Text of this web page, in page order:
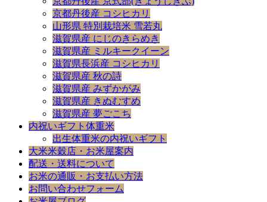
京都丹後産 コシヒカリ
山形県 特別栽培米 雪若丸
滋賀県産 にじのきらめき
滋賀県産 ミルキークイーン
滋賀県長浜産 コシヒカリ
滋賀県産 秋の詩
滋賀県産 みずかがみ
滋賀県産 きぬむすめ
滋賀県産 夢ごこち
内祝いギフト体重米
出生体重米の内祝いギフト
大米米穀店・お米屋案内
配送・送料について
お米の通販・お支払い方法
お問い合わせフォーム